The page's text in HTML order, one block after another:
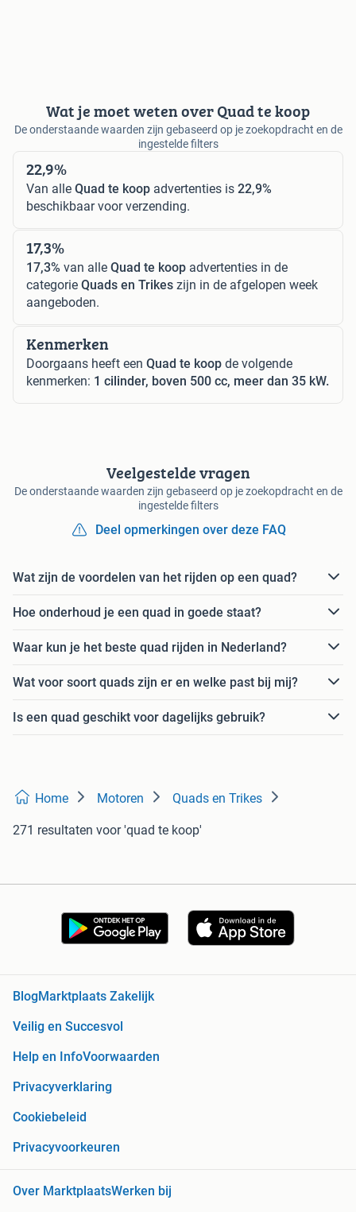
Wat je moet weten over Quad te koop
De onderstaande waarden zijn gebaseerd op je zoekopdracht en de
ingestelde filters
22,9%
Van alle Quad te koop advertenties is 22,9%
beschikbaar voor verzending.
17,3%
17,3% van alle Quad te koop advertenties in de
categorie Quads en Trikes zijn in de afgelopen week
aangeboden.
Kenmerken
Doorgaans heeft een Quad te koop de volgende
kenmerken: 1 cilinder, boven 500 cc, meer dan 35 kW.
Veelgestelde vragen
De onderstaande waarden zijn gebaseerd op je zoekopdracht en de
ingestelde filters
Deel opmerkingen over deze FAQ
Wat zijn de voordelen van het rijden op een quad?
Hoe onderhoud je een quad in goede staat?
Waar kun je het beste quad rijden in Nederland?
Wat voor soort quads zijn er en welke past bij mij?
Is een quad geschikt voor dagelijks gebruik?
Home Motoren Quads en Trikes
271 resultaten voor 'quad te koop'
BlogMarktplaats Zakelijk
Veilig en Succesvol
Help en InfoVoorwaarden
Privacyverklaring
Cookiebeleid
Privacyvoorkeuren
Over MarktplaatsWerken bij